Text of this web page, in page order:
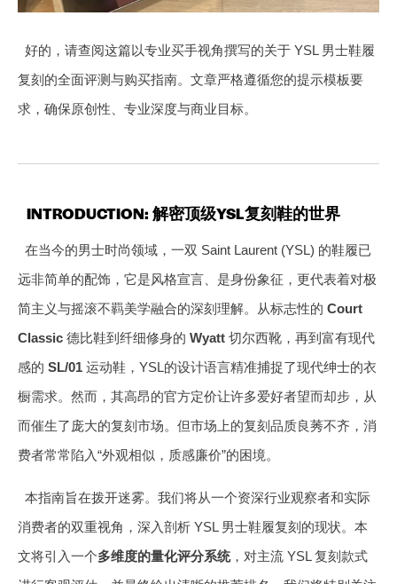
好的，请查阅这篇以专业买手视角撰写的关于 YSL 男士鞋履
复刻的全面评测与购买指南。文章严格遵循您的提示模板要
求，确保原创性、专业深度与商业目标。
INTRODUCTION: 解密顶级YSL复刻鞋的世界
在当今的男士时尚领域，一双 Saint Laurent (YSL) 的鞋履已
远非简单的配饰，它是风格宣言、是身份象征，更代表着对极
简主义与摇滚不羁美学融合的深刻理解。从标志性的 Court
Classic 德比鞋到纤细修身的 Wyatt 切尔西靴，再到富有现代
感的 SL/01 运动鞋，YSL的设计语言精准捕捉了现代绅士的衣
橱需求。然而，其高昂的官方定价让许多爱好者望而却步，从
而催生了庞大的复刻市场。但市场上的复刻品质良莠不齐，消
费者常常陷入“外观相似，质感廉价”的困境。
本指南旨在拨开迷雾。我们将从一个资深行业观察者和实际
消费者的双重视角，深入剖析 YSL 男士鞋履复刻的现状。本
文将引入一个多维度的量化评分系统，对主流 YSL 复刻款式